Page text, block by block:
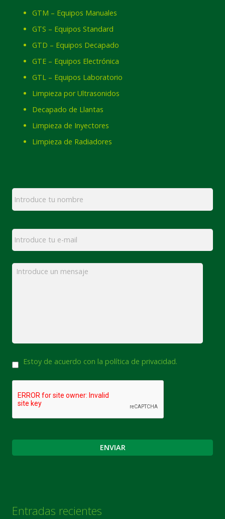
GTM – Equipos Manuales
GTS – Equipos Standard
GTD – Equipos Decapado
GTE – Equipos Electrónica
GTL – Equipos Laboratorio
Limpieza por Ultrasonidos
Decapado de Llantas
Limpieza de Inyectores
Limpieza de Radiadores
Nombre *
Email *
Mensaje
Consentimiento
Estoy de acuerdo con la política de privacidad.
Entradas recientes